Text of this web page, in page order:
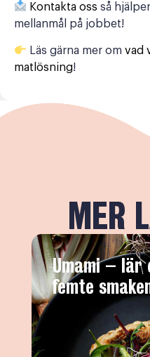
Kontakta oss så
mellanmål på jobbet!
Läs gärna mer omvad
matlösning!
MER
Umami – lär
femte